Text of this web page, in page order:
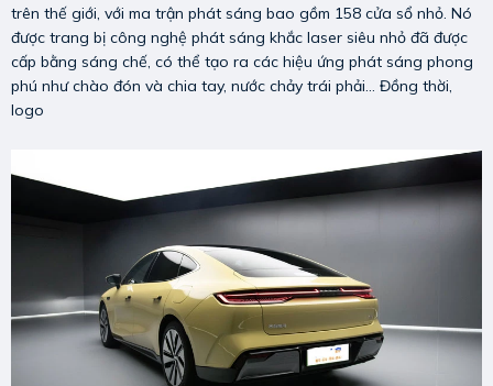
trên thế giới, với ma trận phát sáng bao gồm 158 cửa sổ nhỏ. Nó
được trang bị công nghệ phát sáng khắc laser siêu nhỏ đã được
cấp bằng sáng chế, có thể tạo ra các hiệu ứng phát sáng phong
phú như chào đón và chia tay, nước chảy trái phải… Đồng thời,
logo